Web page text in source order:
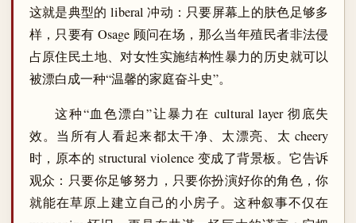
这就是典型的 liberal 冲动：只要屏幕上的肤色足够多
样，只要有 Osage 顾问在场，那么当年殖民者非法侵
占原住民土地、对女性实施结构性暴力的历史就可以
被漂白成一种“温馨的家庭奋斗史”。
这种“血色漂白”让暴力在 cultural layer 彻底失
效。当所有人看起来都太干净、太漂亮、太 cheery
时，原本的 structural violence 变成了背景板。它告诉
观众：只要你足够努力，只要你扮演好你的角色，你
就能在草原上建立自己的小房子。这种叙事不仅在